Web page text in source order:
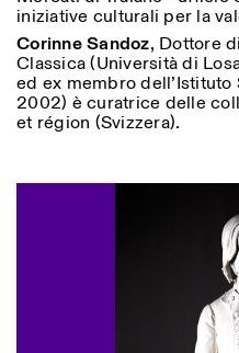
iniziative culturali per la
Corinne Sandoz, Dottore
Classica (Università di
ed ex membro
2002) è curatrice delle
et région (Svizzera).